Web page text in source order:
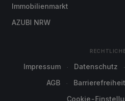
Immobilienmarkt
AZUBI NRW
Impressum Datenschutz
AGB
Cookie-